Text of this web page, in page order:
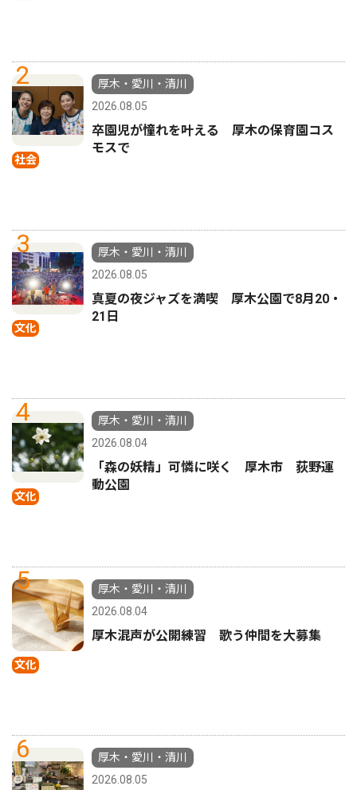
2
社会
厚木・愛川・清川
2026.08.05
卒園児が憧れを叶える 厚木の保育園コス
モスで
3
文化
厚木・愛川・清川
2026.08.05
真夏の夜ジャズを満喫 厚木公園で8月20・
21日
4
文化
厚木・愛川・清川
2026.08.04
「森の妖精」可憐に咲く 厚木市 荻野運
動公園
5
文化
厚木・愛川・清川
2026.08.04
厚木混声が公開練習 歌う仲間を大募集
6
厚木・愛川・清川
2026.08.05